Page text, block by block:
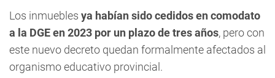
Los inmuebles ya habían sido cedidos en comodato
a la DGE en 2023 por un plazo de tres años, pero con
este nuevo decreto quedan formalmente afectados al
organismo educativo provincial.